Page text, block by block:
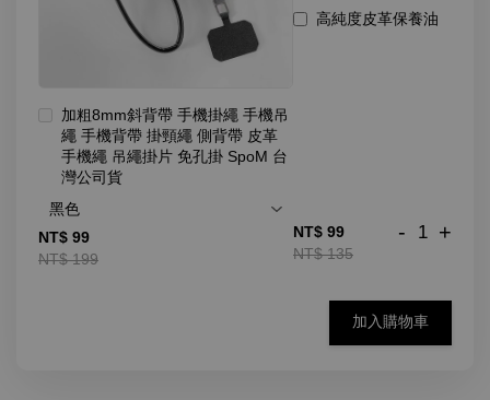
加粗8mm斜背帶 手機掛繩 手機吊
繩 手機背帶 掛頸繩 側背帶 皮革
手機繩 吊繩掛片 免孔掛 SpoM 台
灣公司貨
NT$ 99
NT$ 199
高純度皮革保養油
NT$ 99
NT$ 135
- +
加入購物車